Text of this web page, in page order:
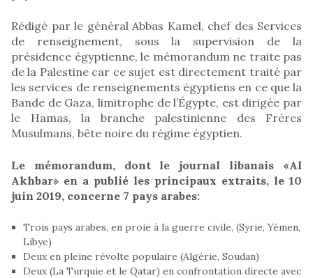
Rédigé par le général Abbas Kamel, chef des Services
de renseignement, sous la supervision de la
présidence égyptienne, le mémorandum ne traite pas
de la Palestine car ce sujet est directement traité par
les services de renseignements égyptiens en ce que la
Bande de Gaza, limitrophe de l’Égypte, est dirigée par
le Hamas, la branche palestinienne des Frères
Musulmans, bête noire du régime égyptien.
Le mémorandum, dont le journal libanais «Al
Akhbar» en a publié les principaux extraits, le 10
juin 2019, concerne 7 pays arabes:
Trois pays arabes, en proie à la guerre civile, (Syrie, Yémen,
Libye)
Deux en pleine révolte populaire (Algérie, Soudan)
Deux (La Turquie et le Qatar) en confrontation directe avec